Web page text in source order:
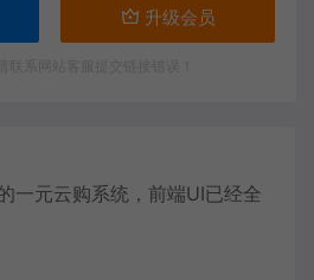
升级会员
一元云购系统，前端UI已经全